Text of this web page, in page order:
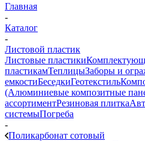
Главная
-
Каталог
-
Листовой пластик
Листовые пластики
пластикамТеплицыЗаборы и
емкостиБеседкиГеотекстиль
(Алюминиевые композитные
ассортиментРезиновая плитка
системыПогреба
-
Поликарбонат сотовый